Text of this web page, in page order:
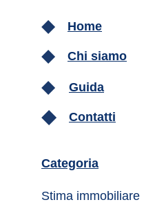
Home
Guida
Contatti
Chi siamo
Categoria
Stima immobiliare